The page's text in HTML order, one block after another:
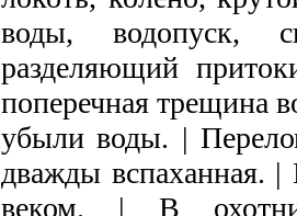
воды, водопуск,
разделяющий
поперечная трещина
убыли воды. |
дважды вспаханная.
веком. | В